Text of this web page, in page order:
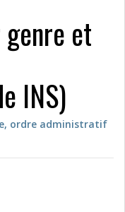
genre et
INS)
ordre administratif